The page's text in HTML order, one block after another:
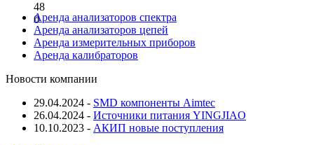
48
0
Аренда анализаторов спектра
Аренда анализаторов цепей
Аренда измерительных приборов
Аренда калибраторов
Новости компании
29.04.2024 - SMD компоненты Aimtec
26.04.2024 - Источники питания YINGJIAO
10.10.2023 - АКИП новые поступления